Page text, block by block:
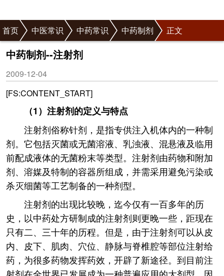
首页 中医常识 中药常识 中药制剂 正文
中药制剂--注射剂
2009-12-04
[FS:CONTENT_START]
（1）注射剂的定义与特点
注射剂俗称针剂，是指专供注入机体内的一种制
剂。它包括灭菌或无菌溶液、乳浊液、混悬液及临用
前配成液体的无菌粉末等类型。注射剂由药物和附加
剂、溶媒及特制的容器所组成，并需采用避免污染或
杀灭细菌等工艺制备的一种剂型。
注射剂的出现比较晚，迄今仅有一百多年的历
史，以中药处方研制成的注射剂则更晚一些，距现在
只有二、三十年的历程。但是，由于注射剂可以从皮
内、皮下、肌肉、穴位、静脉与脊椎腔等部位注射给
药，为很多药物发挥药效，开辟了新途径。到目前注